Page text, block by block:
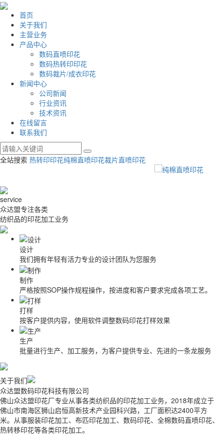
首页
关于我们
主营业务
产品中心
数码直喷印花
数码热转印印花
数码裁片/成衣印花
新闻中心
公司新闻
行业资讯
技术资讯
在线留言
联系我们
全站搜索 热转印印花纯棉直喷印花裁片直喷印花
service
众达盟专注各类
纺织品的印花加工业务
设计
我们拥有年轻有活力专业的设计团队为您服务
制作
严格按照SOP操作规程操作，按进度和客户要求完成各项工艺。
打样
按客户提供内容，使用软件调整数码印花打样效果
生产
批量进行生产、加工服务，为客户提供专业、先进的一条龙服务
关于我们
众达盟数码印花科技有限公司
佛山众达盟印花厂专业从事各类纺织品的印花加工业务，2018年成立于
佛山市南海区狮山启恒高新技术产业园科兴路，工厂面积达2400平方
米。从事服装印花加工、布匹印花加工、数码印花、全棉数码直喷印花、
热转移印花等各类印花加工。